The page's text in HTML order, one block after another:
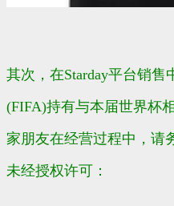
其次，在Starday平台销售
(FIFA)持有与本届世界杯
家朋友在经营过程中，请
未经授权许可：